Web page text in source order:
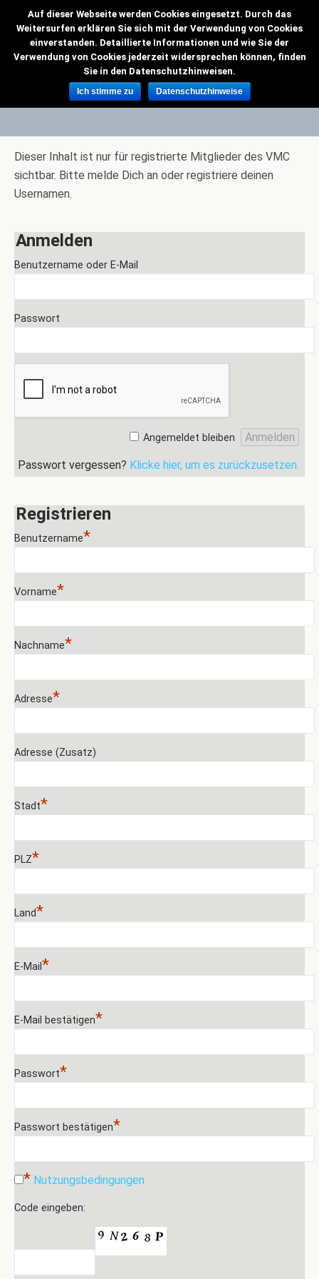
VMC Grenzflieger
Euregio 2-Achs Wettbewerb 2010
Dieser Inhalt ist nur für registrierte Mitglieder des VMC
sichtbar. Bitte melde Dich an oder registriere deinen
Usernamen.
Anmelden
Benutzername oder E-Mail
Passwort
Angemeldet bleiben
Passwort vergessen? Klicke hier, um es zurückzusetzen.
Registrieren
Benutzername*
Vorname*
Nachname*
Adresse*
Adresse (Zusatz)
Stadt*
PLZ*
Land*
E-Mail *
E-Mail bestätigen*
Passwort*
Passwort bestätigen*
* Nutzungsbedingungen
Code eingeben:
Auf dieser Webseite werden Cookies eingesetzt. Durch das
Weitersurfen erklären Sie sich mit der Verwendung von Cookies
einverstanden. Detaillierte Informationen und wie Sie der
Verwendung von Cookies jederzeit widersprechen können, finden
Sie in den Datenschutzhinweisen.
Ich stimme zu Datenschutzhinweise